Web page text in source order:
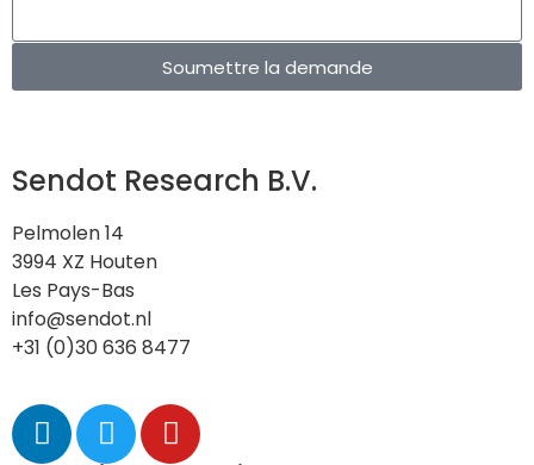
Soumettre la demande
Sendot Research B.V.
Pelmolen 14
3994 XZ Houten
Les Pays-Bas
info@sendot.nl
+31 (0)30 636 8477